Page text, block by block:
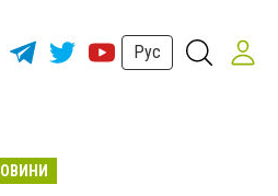
Рус